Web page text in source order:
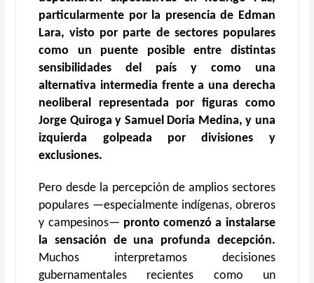
particularmente por la presencia de Edman
Lara, visto por parte de sectores populares
como un puente posible entre distintas
sensibilidades del país y como una
alternativa intermedia frente a una derecha
neoliberal representada por figuras como
Jorge Quiroga y Samuel Doria Medina, y una
izquierda golpeada por divisiones y
exclusiones.
Pero desde la percepción de amplios sectores
populares —especialmente indígenas, obreros
y campesinos— pronto comenzó a instalarse
la sensación de una profunda decepción.
Muchos interpretamos decisiones
gubernamentales recientes como un